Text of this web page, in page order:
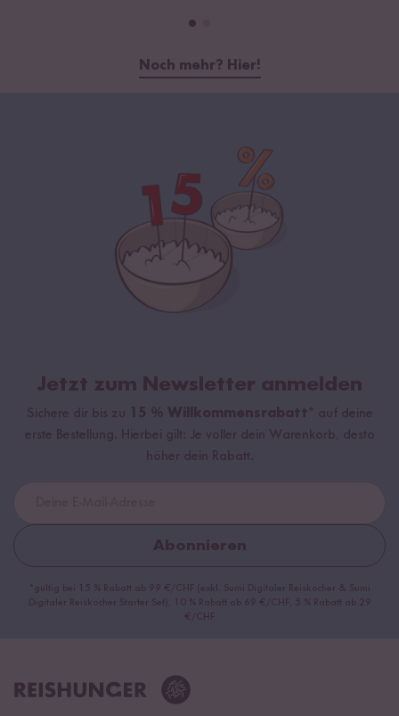
Noch mehr? Hier!
Jetzt zum Newsletter anmelden
Sichere dir bis zu 15 % Willkommensrabatt* auf deine
erste Bestellung. Hierbei gilt: Je voller dein Warenkorb, desto
höher dein Rabatt.
Abonnieren
*gültig bei 15 % Rabatt ab 99 €/CHF (exkl. Sumi Digitaler Reiskocher & Sumi
Digitaler Reiskocher Starter Set), 10 % Rabatt ab 69 €/CHF, 5 % Rabatt ab 29
€/CHF